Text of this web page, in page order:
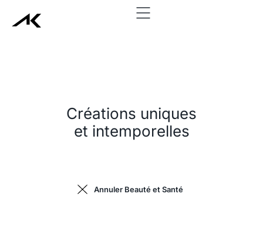
add_action('wp_head', function() { echo '
Créations uniques
et intemporelles
Annuler Beauté et Santé